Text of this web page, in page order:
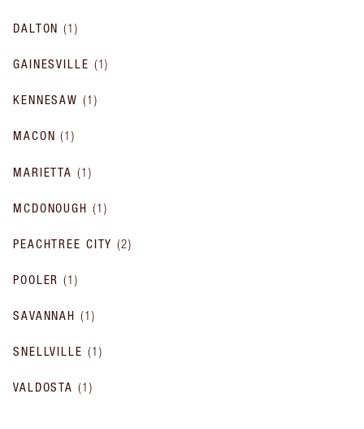
DALTON (1)
GAINESVILLE (1)
KENNESAW (1 )
MACON (1)
MARIETTA (1 )
MCDONOUGH (1 )
PEACHTREE CITY (2)
POOLER (1)
SAVANNAH (1 )
SNELLVILLE (1 )
VALDOSTA (1 )